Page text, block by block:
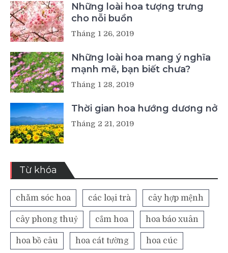
Những loài hoa tượng trưng
cho nỗi buồn
Tháng 1 26, 2019
Những loài hoa mang ý nghĩa
mạnh mẽ, bạn biết chưa?
Tháng 1 28, 2019
Thời gian hoa hướng dương nở
Tháng 2 21, 2019
Từ khóa
chăm sóc hoa các loại trà cây hợp mệnh
cây phong thuỷ cắm hoa hoa báo xuân
hoa bồ câu hoa cát tường hoa cúc